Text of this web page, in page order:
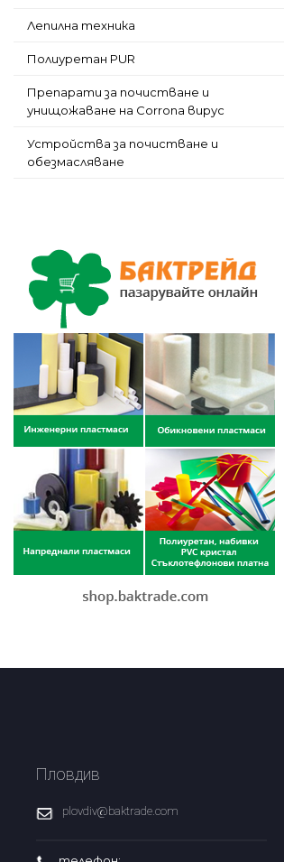
Лепилна техника
Полиуретан PUR
Препарати за почистване и
унищожаване на Corrona вирус
Устройства за почистване и
обезмасляване
Пловдив
plovdiv@baktrade.com